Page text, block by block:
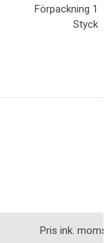
Förpackning 1
Styck
Pris ink. moms